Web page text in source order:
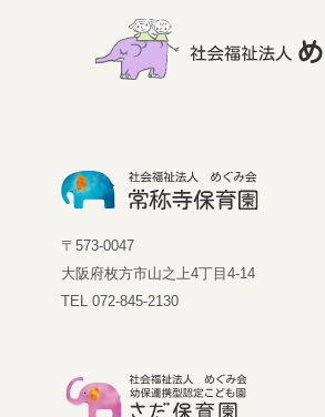
〒573-0047
大阪府枚方市山之上4丁目4-14
TEL 072-845-2130